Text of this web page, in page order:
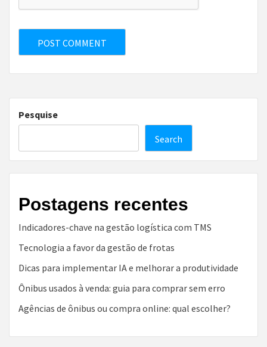
Pesquise
Search
Postagens recentes
Indicadores-chave na gestão logística com TMS
Tecnologia a favor da gestão de frotas
Dicas para implementar IA e melhorar a produtividade
Ônibus usados à venda: guia para comprar sem erro
Agências de ônibus ou compra online: qual escolher?